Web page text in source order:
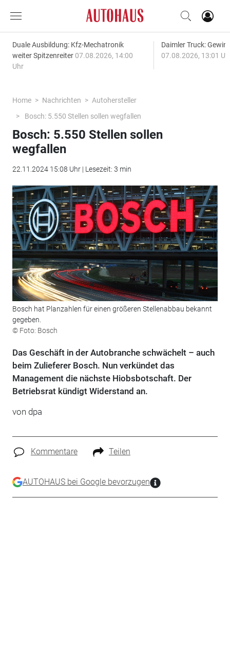
Duale Ausbildung: Kfz-Mechatronik
weiter Spitzenreiter 07.08.2026, 14:00
Uhr
Daimler Truck:
07.08.2026, 13:01
Home Nachrichten
Autohersteller
Bosch: 5.550 Stellen sollen wegfallen
Bosch: 5.550 Stellen sollen
wegfallen
22.11.2024 15:08 Uhr | Lesezeit: 3 min
Bosch hat Planzahlen für einen größeren Stellenabbau bekannt
gegeben.
© Foto: Bosch
Das Geschäft in der Autobranche schwächelt – auch
beim Zulieferer Bosch. Nun verkündet das
Management die nächste Hiobsbotschaft. Der
Betriebsrat kündigt Widerstand an.
von dpa
Kommentare Teilen
AUTOHAUS bei Google bevorzugen